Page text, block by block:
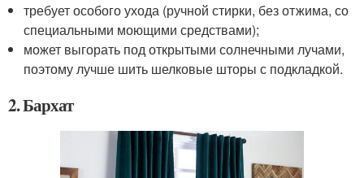
требует особого ухода (ручной стирки, без отжима, со
специальными моющими средствами);
может выгорать под открытыми солнечными лучами,
поэтому лучше шить шелковые шторы с подкладкой.
2. Бархат